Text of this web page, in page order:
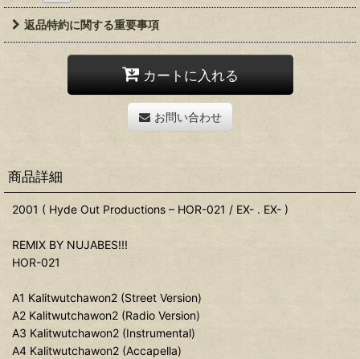
返品特約に関する重要事項
カートに入れる
お問い合わせ
商品詳細
2001 ( Hyde Out Productions – HOR-021 / EX- . EX- )
REMIX BY NUJABES!!!
HOR-021
A1 Kalitwutchawon2 (Street Version)
A2 Kalitwutchawon2 (Radio Version)
A3 Kalitwutchawon2 (Instrumental)
A4 Kalitwutchawon2 (Accapella)